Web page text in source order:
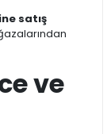
satış
ve